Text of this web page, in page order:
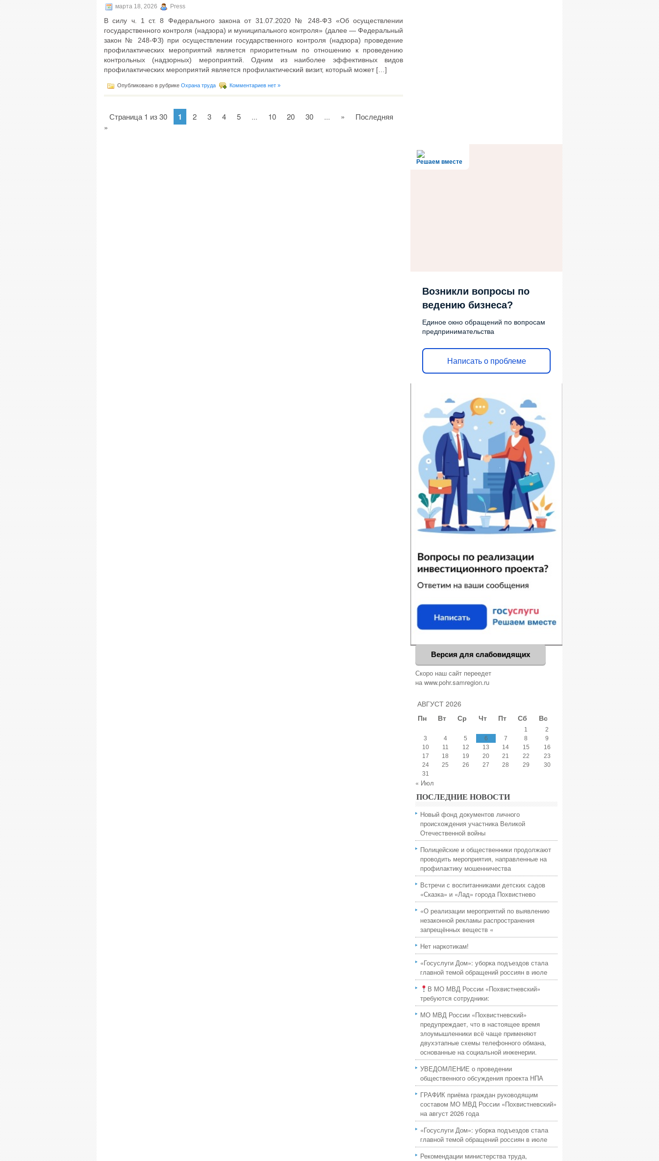
марта 18, 2026 Press
В силу ч. 1 ст. 8 Федерального закона от 31.07.2020 № 248-ФЗ «Об осуществлении
государственного контроля (надзора) и муниципального контроля» (далее — Федеральный
закон № 248-ФЗ) при осуществлении государственного контроля (надзора) проведение
профилактических мероприятий является приоритетным по отношению к проведению
контрольных (надзорных) мероприятий. Одним из наиболее эффективных видов
профилактических мероприятий является профилактический визит, который может […]
Опубликовано в рубрике Охрана труда Комментариев нет »
Страница 1 из 30 1 2 3 4 5 ... 10 20 30 ... »
Последняя
»
Решаем вместе
Возникли вопросы по
ведению бизнеса?
Единое окно обращений по вопросам
предпринимательства
Написать о проблеме
Версия для слабовидящих
Скоро наш сайт переедет
на www.pohr.samregion.ru
АВГУСТ 2026
Пн
Вт Ср Чт Пт Сб Вс
1
2
3
4 5 6 7 8
9
10
11 12 13 14 15
16
17
18 19 20 21 22
23
24
25 26 27 28 29
30
31
« Июл
ПОСЛЕДНИЕ НОВОСТИ
Новый фонд документов личного
происхождения участника Великой
Отечественной войны
Полицейские и общественники продолжают
проводить мероприятия, направленные на
профилактику мошенничества
Встречи с воспитанниками детских садов
«Сказка» и «Лад» города Похвистнево
«О реализации мероприятий по выявлению
незаконной рекламы распространения
запрещённых веществ «
Нет наркотикам!
«Госуслуги Дом»: уборка подъездов стала
главной темой обращений россиян в июле
В МО МВД России «Похвистневский»
требуются сотрудники:
МО МВД России «Похвистневский»
предупреждает, что в настоящее время
злоумышленники всё чаще применяют
двухэтапные схемы телефонного обмана,
основанные на социальной инженерии.
УВЕДОМЛЕНИЕ о проведении
общественного обсуждения проекта НПА
ГРАФИК приёма граждан руководящим
составом МО МВД России «Похвистневский»
на август 2026 года
«Госуслуги Дом»: уборка подъездов стала
главной темой обращений россиян в июле
Рекомендации министерства труда,